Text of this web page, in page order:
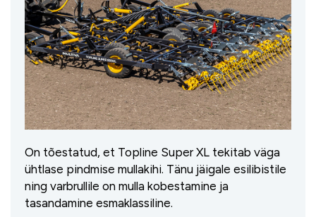
On tõestatud, et Topline Super XL tekitab väga
ühtlase pindmise mullakihi. Tänu jäigale esilibistile
ning varbrullile on mulla kobestamine ja
tasandamine esmaklassiline.